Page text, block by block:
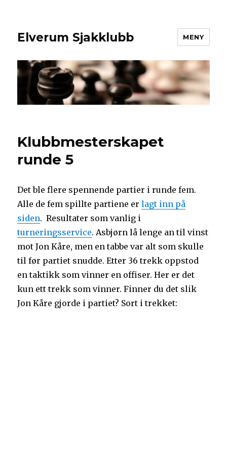
Elverum Sjakklubb MENY
Klubbmesterskapet
runde 5
Det ble flere spennende partier i runde fem.
Alle de fem spillte partiene erlagt inn på
siden. Resultater som vanlig i
turneringsservice. Asbjørn lå lenge an til vinst
mot Jon Kåre, men en tabbe var alt som skulle
til før partiet snudde. Etter 36 trekk oppstod
en taktikk som vinner en offiser. Her er det
kun ett trekk som vinner. Finner du det slik
Jon Kåre gjorde i partiet? Sort i trekket: